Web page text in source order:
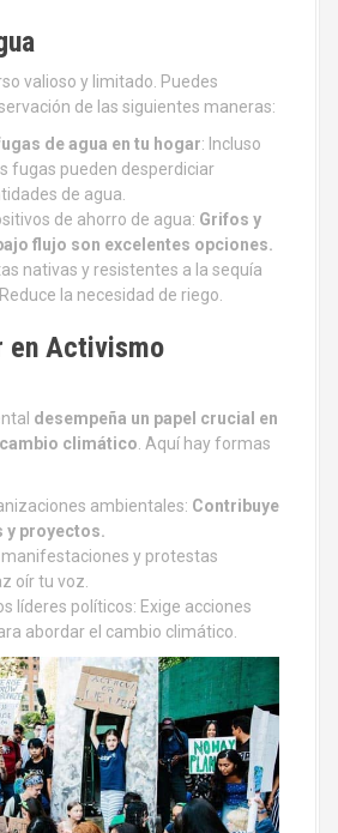
valioso y limitado. Puedes
de las siguientes maneras:
de agua en tu hogar: Incluso
fugas pueden desperdiciar
de agua.
de ahorro de agua: Grifos y
flujo son excelentes opciones.
nativas y resistentes a la sequía
la necesidad de riego.
en Activismo
desempeña un papel crucial en
climático . Aquí hay formas
ambientales: Contribuye
y proyectos.
manifestaciones y protestas
oír tu voz.
líderes políticos: Exige acciones
abordar el cambio climático.